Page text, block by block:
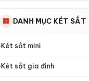
DANH MỤC KÉT SẮT
Két sắt mini
Két sắt gia đình